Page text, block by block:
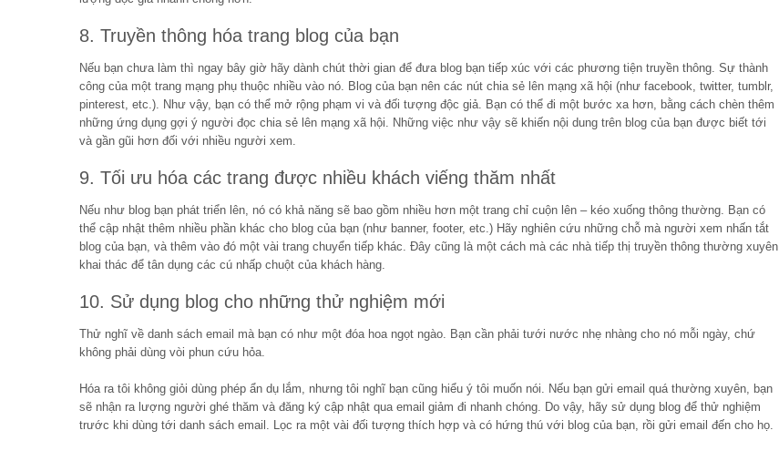
8. Truyền thông hóa trang blog của bạn
Nếu bạn chưa làm thì ngay bây giờ hãy dành chút thời gian để đưa blog bạn tiếp xúc với các phương tiện truyền thông. Sự thành
công của một trang mạng phụ thuộc nhiều vào nó. Blog của bạn nên các nút chia sẻ lên mạng xã hội (như facebook, twitter, tumblr,
pinterest, etc.). Như vậy, bạn có thể mở rộng phạm vi và đối tượng độc giả. Bạn có thể đi một bước xa hơn, bằng cách chèn thêm
những ứng dụng gợi ý người đọc chia sẻ lên mạng xã hội. Những việc như vậy sẽ khiến nội dung trên blog của bạn được biết tới
và gần gũi hơn đối với nhiều người xem.
9. Tối ưu hóa các trang được nhiều khách viếng thăm nhất
Nếu như blog bạn phát triển lên, nó có khả năng sẽ bao gồm nhiều hơn một trang chỉ cuộn lên – kéo xuống thông thường. Bạn có
thể cập nhật thêm nhiều phần khác cho blog của bạn (như banner, footer, etc.) Hãy nghiên cứu những chỗ mà người xem nhấn tắt
blog của bạn, và thêm vào đó một vài trang chuyển tiếp khác. Đây cũng là một cách mà các nhà tiếp thị truyền thông thường xuyên
khai thác để tân dụng các cú nhấp chuột của khách hàng.
10. Sử dụng blog cho những thử nghiệm mới
Thử nghĩ về danh sách email mà bạn có như một đóa hoa ngọt ngào. Bạn cần phải tưới nước nhẹ nhàng cho nó mỗi ngày, chứ
không phải dùng vòi phun cứu hỏa.
Hóa ra tôi không giỏi dùng phép ẩn dụ lắm, nhưng tôi nghĩ bạn cũng hiểu ý tôi muốn nói. Nếu bạn gửi email quá thường xuyên, bạn
sẽ nhận ra lượng người ghé thăm và đăng ký cập nhật qua email giảm đi nhanh chóng. Do vậy, hãy sử dụng blog để thử nghiệm
trước khi dùng tới danh sách email. Lọc ra một vài đối tượng thích hợp và có hứng thú với blog của bạn, rồi gửi email đến cho họ.